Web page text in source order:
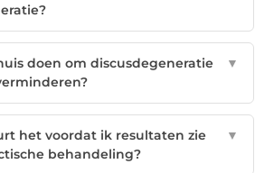
doen om discusdegeneratie
▼
het voordat ik resultaten zie
behandeling?
▼